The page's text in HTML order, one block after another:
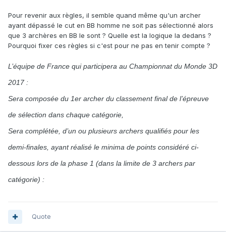
Pour revenir aux règles, il semble quand même qu'un archer
ayant dépassé le cut en BB homme ne soit pas sélectionné alors
que 3 archères en BB le sont ? Quelle est la logique la dedans ?
Pourquoi fixer ces règles si c'est pour ne pas en tenir compte ?
L’équipe de France qui participera au Championnat du Monde 3D
2017 :
Sera composée du 1er archer du classement final de l’épreuve
de sélection dans chaque catégorie,
Sera complétée, d’un ou plusieurs archers qualifiés pour les
demi-finales, ayant réalisé le minima de points considéré ci-
dessous lors de la phase 1 (dans la limite de 3 archers par
catégorie) :
Quote